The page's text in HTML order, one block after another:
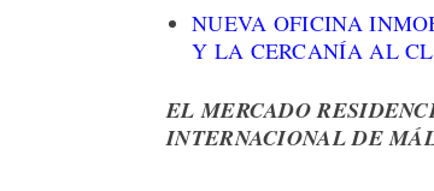
NUEVA OFICINA
Y LA CERCANÍA AL
EL MERCADO
INTERNACIONAL DE